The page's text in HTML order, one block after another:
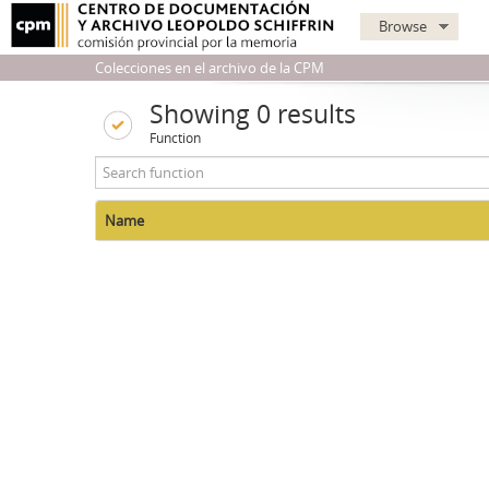
Browse
Colecciones en el archivo de la CPM
Showing 0 results
Function
Name